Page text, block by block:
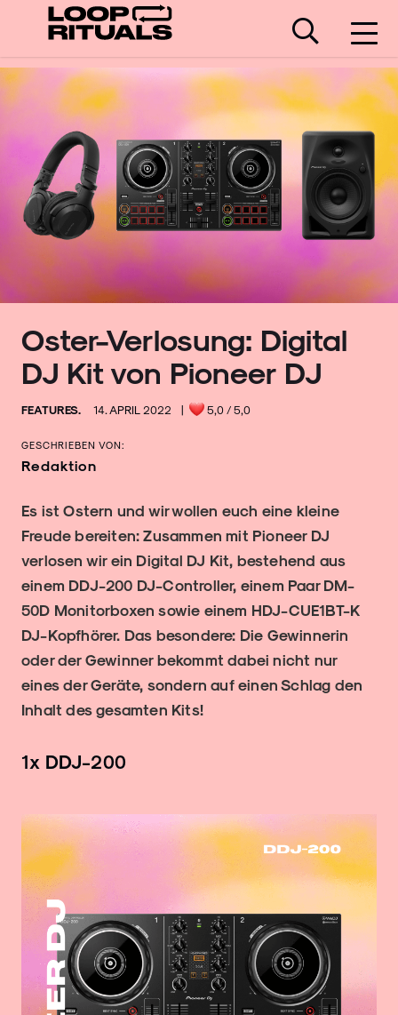
Oster-Verlosung: Digital
DJ Kit von Pioneer DJ
FEATURES. 14. APRIL 2022 | 5,0 / 5,0
GESCHRIEBEN VON:
Redaktion
Es ist Ostern und wir wollen euch eine kleine
Freude bereiten: Zusammen mit Pioneer DJ
verlosen wir ein Digital DJ Kit, bestehend aus
einem DDJ-200 DJ-Controller, einem Paar DM-
50D Monitorboxen sowie einem HDJ-CUE1BT-K
DJ-Kopfhörer. Das besondere: Die Gewinnerin
oder der Gewinner bekommt dabei nicht nur
eines der Geräte, sondern auf einen Schlag den
Inhalt des gesamten Kits!
1x DDJ-200